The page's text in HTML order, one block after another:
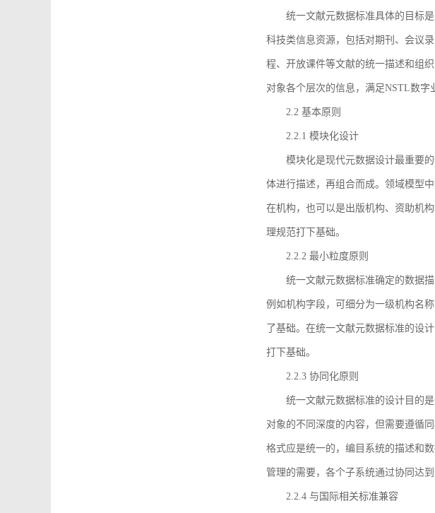
统一文献元数据标准具体的目标
科技类信息资源，包括对期刊、会议
程、开放课件等文献的统一描述和组
对象各个层次的信息，满足NSTL数字
2.2 基本原则
2.2.1 模块化设计
模块化是现代元数据设计最重要
体进行描述，再组合而成。领域模型
在机构，也可以是出版机构、资助机
理规范打下基础。
2.2.2 最小粒度原则
统一文献元数据标准确定的数据
例如机构字段，可细分为一级机构名
了基础。在统一文献元数据标准的设
打下基础。
2.2.3 协同化原则
统一文献元数据标准的设计目的
对象的不同深度的内容，但需要遵循
格式应是统一的，编目系统的描述和
管理的需要，各个子系统通过协同达到
2.2.4 与国际相关标准兼容